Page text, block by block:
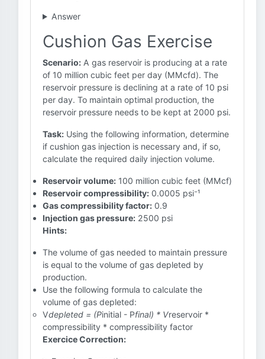
Answer
Cushion Gas Exercise
Scenario: A gas reservoir is producing at a rate
of 10 million cubic feet per day (MMcfd). The
reservoir pressure is declining at a rate of 10 psi
per day. To maintain optimal production, the
reservoir pressure needs to be kept at 2000 psi.
Task: Using the following information, determine
if cushion gas injection is necessary and, if so,
calculate the required daily injection volume.
Reservoir volume: 100 million cubic feet (MMcf)
Reservoir compressibility: 0.0005 psi⁻¹
Gas compressibility factor: 0.9
Injection gas pressure: 2500 psi
Hints:
The volume of gas needed to maintain pressure
is equal to the volume of gas depleted by
production.
Use the following formula to calculate the
volume of gas depleted:
Vdepleted = (Pinitial - Pfinal) * Vreservoir *
compressibility * compressibility factor
Exercice Correction: